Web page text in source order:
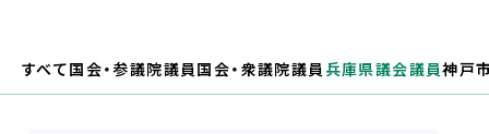
政策実績
すべて国会・参議院議員国会・衆議院議員 兵庫県議会議員神戸